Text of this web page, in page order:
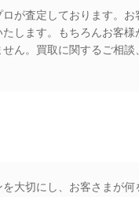
が査定しております。
します。もちろんお客様
ん。買取に関するご相談
大切にし、お客さまが何